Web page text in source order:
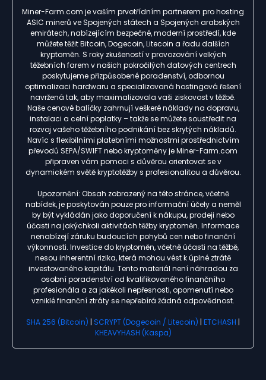
Miner-Farm.com je vaším prvotřídním partnerem pro hosting
ASIC minerů ve Spojených státech a Spojených arabských
emirátech, nabízejícím bezpečné, moderní prostředí, kde
můžete těžit Bitcoin, Dogecoin, Litecoin a řadu dalších
kryptoměn. S roky zkušeností v provozování velkých
těžebních farem v našich pokročilých datových centrech
poskytujeme přizpůsobené poradenství, odbornou
optimalizaci hardwaru a specializovaná hostingová řešení
navržená tak, aby maximalizovala vaši ziskovost v těžbě.
Naše cenové balíčky zahrnují veškeré náklady na dopravu,
instalaci a celní poplatky – takže se můžete soustředit na
rozvoj vašeho těžebního podnikání bez skrytých nákladů.
Navíc s flexibilními platebními možnostmi prostřednictvím
převodů SEPA/SWIFT nebo kryptoměny je Miner-Farm.com
připraven vám pomoci s důvěrou orientovat se v
dynamickém světě kryptotěžby s profesionalitou a důvěrou.
Upozornění: Obsah zobrazený na této stránce, včetně
nabídek, je poskytován pouze pro informační účely a neměl
by být vykládán jako doporučení k nákupu, prodeji nebo
účasti na jakýchkoli aktivitách těžby kryptoměn. Informace
nenabízejí záruku budoucích pohybů cen nebo finanční
výkonnosti. Investice do kryptoměn, včetně účasti na těžbě,
nesou inherentní rizika, která mohou vést k úplné ztrátě
investovaného kapitálu. Tento materiál není náhradou za
osobní poradenství od kvalifikovaného finančního
profesionála a za jakékoli nepřesnosti, opomenutí nebo
vzniklé finanční ztráty se nepřebírá žádná odpovědnost.
SHA 256 (Bitcoin) | SCRYPT (Dogecoin / Litecoin) | ETCHASH |
KHEAVYHASH (Kaspa)